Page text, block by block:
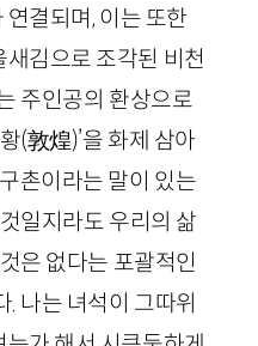
연결되며, 이는 또한
김으로 조각된 비천
주인공의 환상으로
(敦煌)’을 화제 삼아
촌이라는 말이 있는
일지라도 우리의 삶
은 없다는 포괄적인
나는 녀석이 그따위